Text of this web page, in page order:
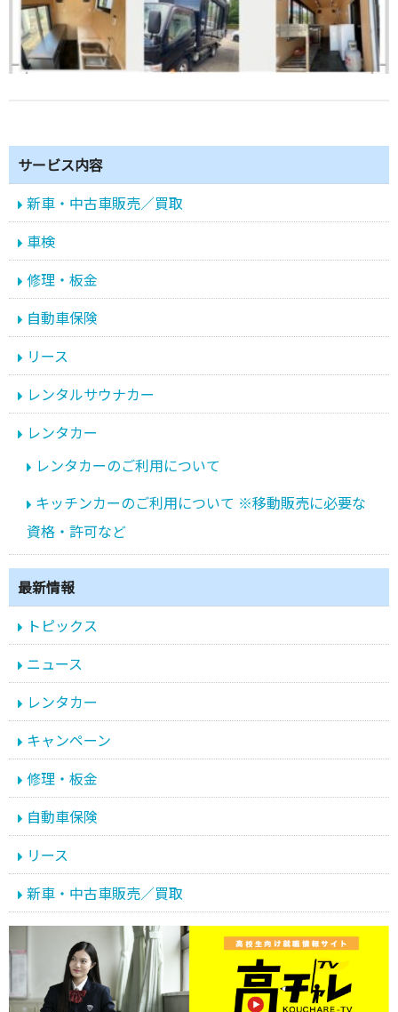
サービス内容
新車・中古車販売／買取
車検
修理・板金
自動車保険
リース
レンタルサウナカー
レンタカー
レンタカーのご利用について
キッチンカーのご利用について ※移動販売に必要な
資格・許可など
最新情報
トピックス
ニュース
レンタカー
キャンペーン
修理・板金
自動車保険
リース
新車・中古車販売／買取